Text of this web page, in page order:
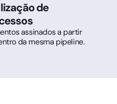
de
assinados a partir
da mesma pipeline.